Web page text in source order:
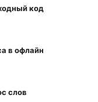
код
в офлайн
слов